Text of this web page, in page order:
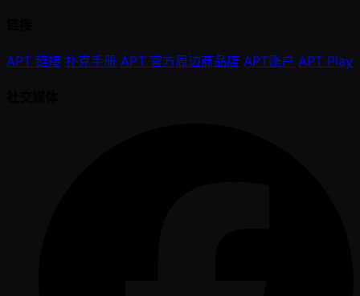
APT 链接 扑克手册 APT 官方周边商品店 APT账户 APT Play